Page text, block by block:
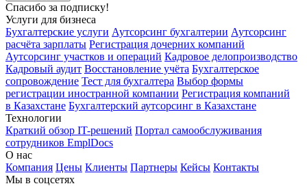
Спасибо за подписку!
Услуги для бизнеса
Бухгалтерские услуги Аутсорсинг бухгалтерии Аутсорсинг
расчёта зарплаты Регистрация дочерних компаний
Аутсорсинг участков и операций Кадровое делопроизводство
Кадровый аудит Восстановление учёта Бухгалтерское
сопровождение Тест для бухгалтера Выбор формы
регистрации иностранной компании Регистрация компаний
в Казахстане Бухгалтерский аутсорсинг в Казахстане
Технологии
Краткий обзор IT-решений Портал самообслуживания
сотрудников EmplDocs
О нас
Компания Цены Клиенты Партнеры Кейсы Контакты
Мы в соцсетях